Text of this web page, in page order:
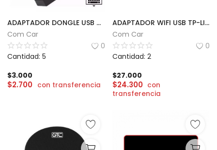
ADAPTADOR DONGLE USB BT 5.0 PARA PC
Com Car
0
Cantidad: 5
$3.000
$2.700 con transferencia
ADAPTADOR WIFI USB TP-LINK | AC600
Com Car
0
Cantidad: 2
$27.000
$24.300 con
transferencia